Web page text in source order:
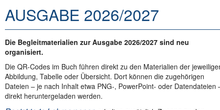
AUSGABE 2026/2027
Die Begleitmaterialien zur Ausgabe 2026/2027 sind neu
organisiert.
Die QR-Codes im Buch führen direkt zu den Materialien der
Abbildung, Tabelle oder Übersicht. Dort können die zugehörigen
Dateien – je nach Inhalt etwa PNG-, PowerPoint- oder Datendateien
direkt heruntergeladen werden.